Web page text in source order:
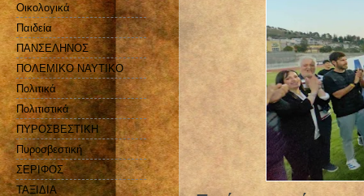
Οικολογικά
Παιδεία
ΠΑΝΣΕΛΗΝΟΣ
ΠΟΛΕΜΙΚΟ ΝΑΥΤΙΚΟ
Πολιτικά
Πολιτιστικά
ΠΥΡΟΣΒΕΣΤΙΚΗ
Πυροσβεστική
ΣΕΡΙΦΟΣ
ΤΑΞΙΔΙΑ